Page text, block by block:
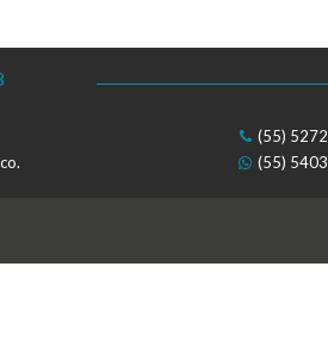
(55)
(55)